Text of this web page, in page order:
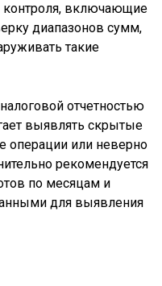
включающие
диапазонов сумм,
такие
отчетностью
выявлять скрытые
или неверно
рекомендуется
по месяцам и
для выявления